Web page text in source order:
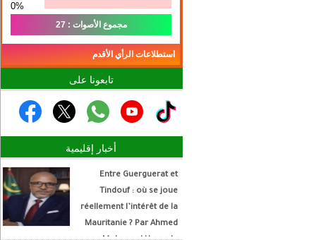
0%
مجموع الأصوات : 27
استطلاعات الرأي الأقدم
تابعونا على
أخبار إقليمية
Entre Guerguerat et
Tindouf : où se joue
réellement l’intérêt de la
Mauritanie ? Par Ahmed